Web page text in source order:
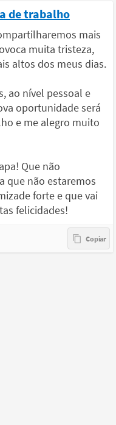
de trabalho
mais
muita tristeza,
altos dos meus dias.
ao nível pessoal e
oportunidade será
e me alegro muito
Que não
que não estaremos
forte e que vai
felicidades!